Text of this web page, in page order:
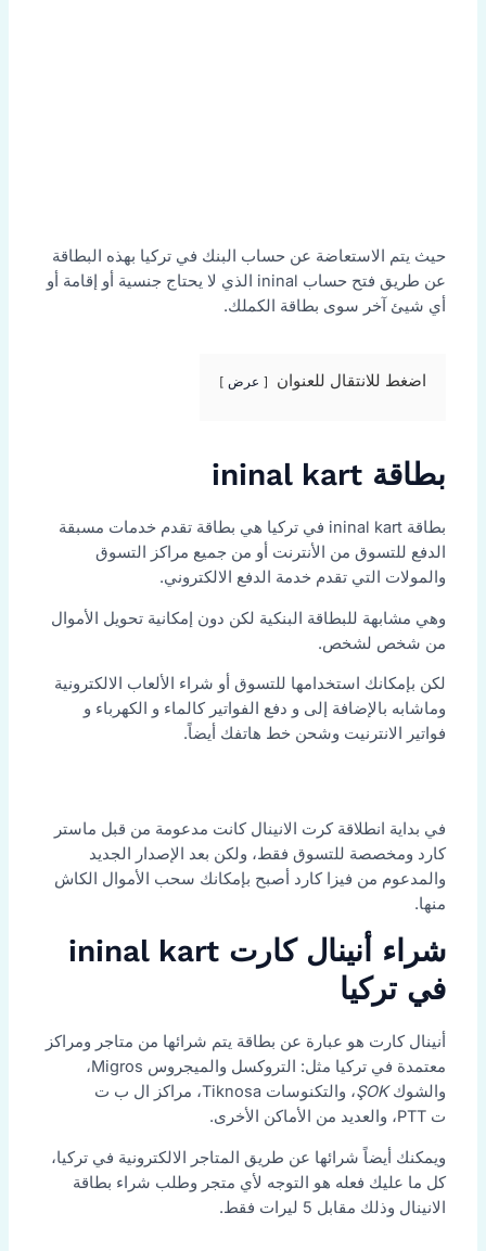
حيث يتم الاستعاضة عن حساب البنك في تركيا بهذه البطاقة
عن طريق فتح حساب ininal الذي لا يحتاج جنسية أو إقامة أو
أي شيئ آخر سوى بطاقة الكملك.
اضغط للانتقال للعنوان عرض
بطاقة ininal kart
بطاقة ininal kart في تركيا هي بطاقة تقدم خدمات مسبقة
الدفع للتسوق من الأنترنت أو من جميع مراكز التسوق
والمولات التي تقدم خدمة الدفع الالكتروني.
وهي مشابهة للبطاقة البنكية لكن دون إمكانية تحويل الأموال
من شخص لشخص.
لكن بإمكانك استخدامها للتسوق أو شراء الألعاب الالكترونية
وماشابه بالإضافة إلى و دفع الفواتير كالماء و الكهرباء و
فواتير الانترنيت وشحن خط هاتفك أيضاً.
في بداية انطلاقة كرت الانينال كانت مدعومة من قبل ماستر
كارد ومخصصة للتسوق فقط، ولكن بعد الإصدار الجديد
والمدعوم من فيزا كارد أصبح بإمكانك سحب الأموال الكاش
منها.
شراء أنينال كارت ininal kart
في تركيا
أنينال كارت هو عبارة عن بطاقة يتم شرائها من متاجر ومراكز
معتمدة في تركيا مثل: التروكسل والميجروس Migros،
والشوكŞOK
، والتكنوسات Tiknosa، مراكز ال ب ت
ت PTT، والعديد من الأماكن الأخرى.
ويمكنك أيضاً شرائها عن طريق المتاجر الالكترونية في تركيا،
كل ما عليك فعله هو التوجه لأي متجر وطلب شراء بطاقة
الانينال وذلك مقابل 5 ليرات فقط.